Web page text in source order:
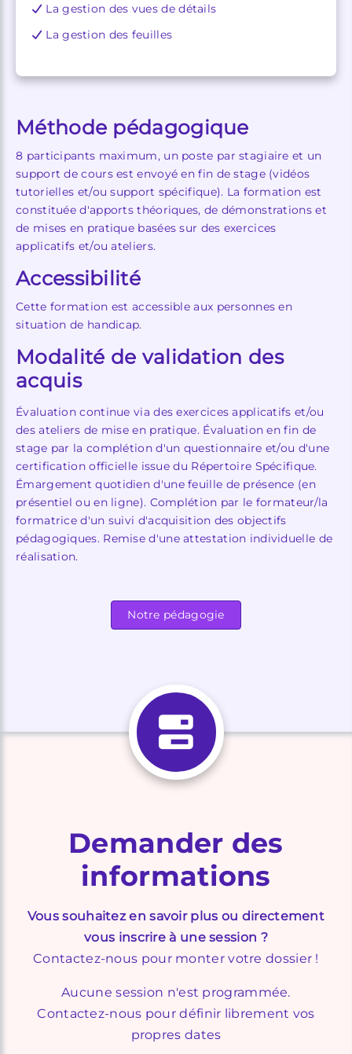
La gestion des vues de détails
La gestion des feuilles
Méthode pédagogique
8 participants maximum, un poste par stagiaire et un
support de cours est envoyé en fin de stage (vidéos
tutorielles et/ou support spécifique). La formation est
constituée d'apports théoriques, de démonstrations et
de mises en pratique basées sur des exercices
applicatifs et/ou ateliers.
Accessibilité
Cette formation est accessible aux personnes en
situation de handicap.
Modalité de validation des
acquis
Évaluation continue via des exercices applicatifs et/ou
des ateliers de mise en pratique. Évaluation en fin de
stage par la complétion d'un questionnaire et/ou d'une
certification officielle issue du Répertoire Spécifique.
Émargement quotidien d'une feuille de présence (en
présentiel ou en ligne). Complétion par le formateur/la
formatrice d'un suivi d'acquisition des objectifs
pédagogiques. Remise d'une attestation individuelle de
réalisation.
Notre pédagogie
Demander des
informations
Vous souhaitez en savoir plus ou directement
vous inscrire à une session ?
Contactez-nous pour monter votre dossier !
Aucune session n'est programmée.
Contactez-nous pour définir librement vos
propres dates